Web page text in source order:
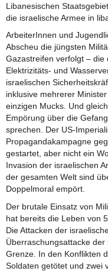
Libanesischen
die israelische Armee in
ArbeiterInnen und
Abscheu die jüngsten
Gazastreifen verfolgt – die
Elektrizitäts- und
israelischen
inklusive mehrerer
einzigen Mucks. Und
Empörung über die
sprechen. Der US-
Propagandakampagne
gestartet, aber nicht ein
Invasion der israelischen
der gesamten Welt sind
Doppelmoral empört.
Der brutale Einsatz von
hat bereits die Leben von
Die Attacken der
Überraschungsattacke
Grenze. In den Konflikten
Soldaten getötet und zwei